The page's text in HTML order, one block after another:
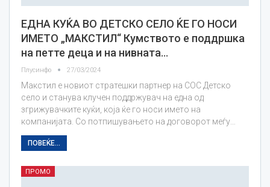
ЕДНА КУЌА ВО ДЕТСКО СЕЛО ЌЕ ГО НОСИ
ИМЕТО „МАКСТИЛ“ Кумството е поддршка
на петте деца и на нивната…
Плусинфо 27/03/2024
Макстил е новиот стратешки партнер на СОС Детско
село и станува клучен поддржувач на една од
згрижувачките куќи, која ќе го носи името на
компанијата. Со потпишувањето на договорот меѓу…
ПОВЕЌЕ...
ПРОМО